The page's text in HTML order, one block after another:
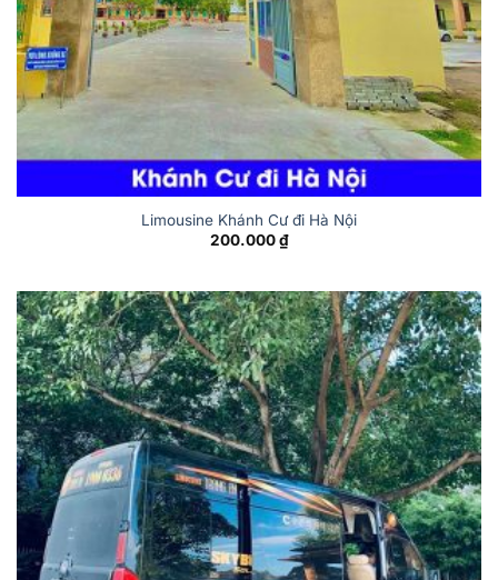
Limousine Khánh Cư đi Hà Nội
200.000₫